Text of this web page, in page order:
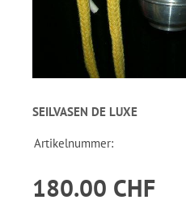
SEILVASEN DE LUXE
Artikelnummer:
180.00 CHF